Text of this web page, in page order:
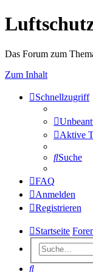
Das Forum zum
Zum Inhalt
Schnellzugriff
Aktive
Suche
FAQ
Anmelden
Registrieren
Startseite
Suche